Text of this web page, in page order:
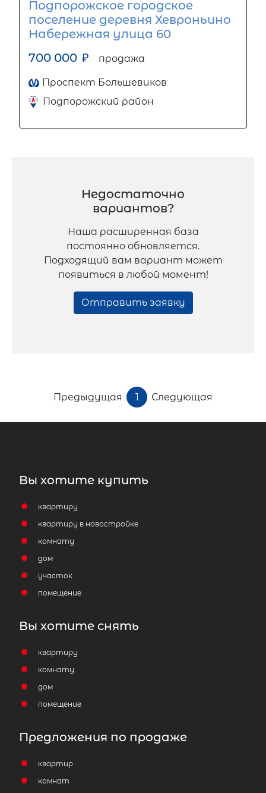
Подпорожское городское
поселение деревня Хевроньино
Набережная улица 60
700 000 ₽ продажа
Проспект Большевиков
Подпорожский район
Недостаточно
вариантов?
Наша расширенная база
постоянно обновляется.
Подходящий вам вариант может
появиться в любой момент!
Отправить заявку
Предыдущая 1 Следующая
Вы хотите купить
квартиру
квартиру в новостройке
комнату
дом
участок
помещение
Вы хотите снять
квартиру
комнату
дом
помещение
Предложения по продаже
квартир
комнат